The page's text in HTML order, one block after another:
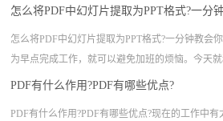
怎么将PDF中幻灯片提取为PPT格式?一分
怎么将PDF中幻灯片提取为PPT格式?一分钟教会
为早点完成工作，就可以避免加班的烦恼。今天就
PDF有什么作用?PDF有哪些优点?
PDF有什么作用?PDF有哪些优点?现在的工作中